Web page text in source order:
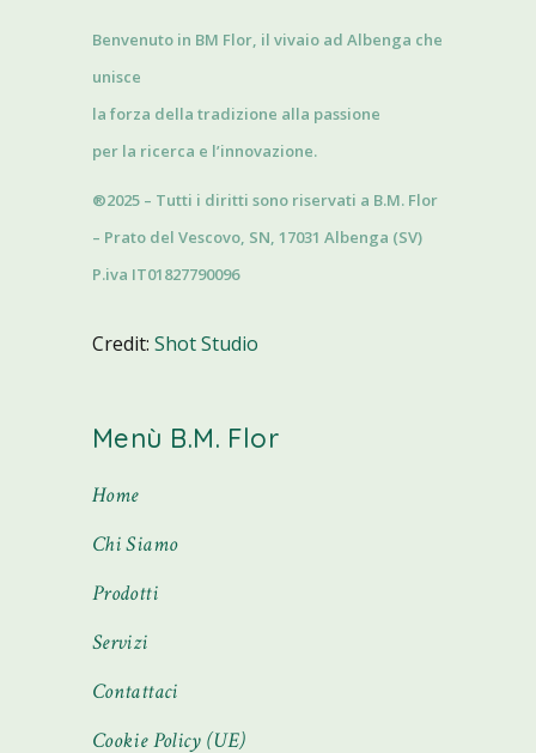
Benvenuto in BM Flor, il vivaio ad Albenga che
unisce
la forza della tradizione alla passione
per la ricerca e l’innovazione.
®2025 – Tutti i diritti sono riservati a B.M. Flor
– Prato del Vescovo, SN, 17031 Albenga (SV)
P.iva IT01827790096
Credit:Shot Studio
Menù B.M. Flor
Home
Chi Siamo
Prodotti
Servizi
Contattaci
Cookie Policy (UE)